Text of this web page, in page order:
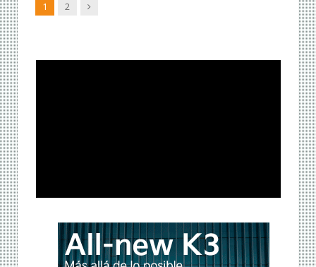
1 2 Siguiente